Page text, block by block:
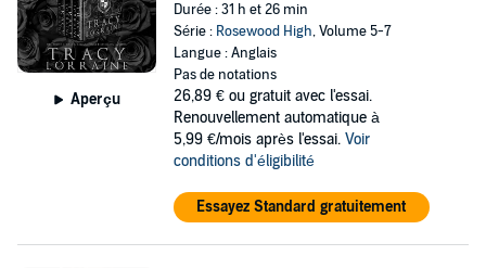
Aperçu
Durée : 31 h et 26 min
Série : Rosewood High, Volume 5-7
Langue : Anglais
Pas de notations
26,89 € ou gratuit avec l'essai.
Renouvellement automatique à
5,99 €/mois après l'essai. Voir
conditions d'éligibilité
Essayez Standard gratuitement